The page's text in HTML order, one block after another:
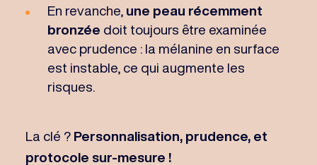
En revanche, une peau récemment
bronzée doit toujours être examinée
avec prudence : la mélanine en surface
est instable, ce qui augmente les
risques.
La clé ? Personnalisation, prudence, et
protocole sur-mesure !